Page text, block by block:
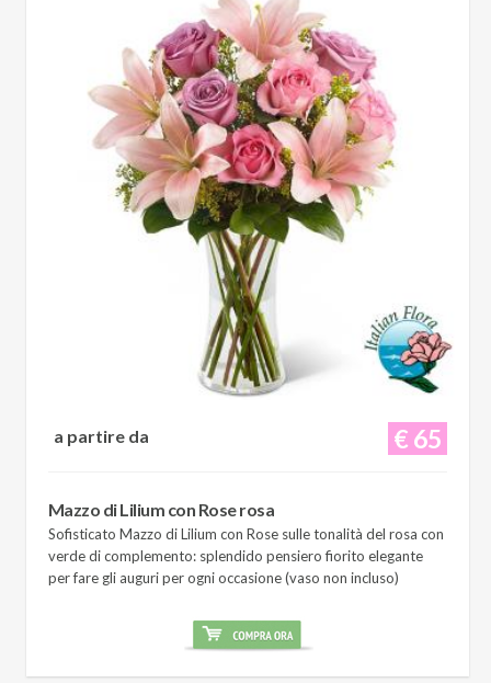
€ 65
a partire da
Mazzo di Lilium con Rose rosa
Sofisticato Mazzo di Lilium con Rose sulle tonalità del rosa con
verde di complemento: splendido pensiero fiorito elegante
per fare gli auguri per ogni occasione (vaso non incluso)